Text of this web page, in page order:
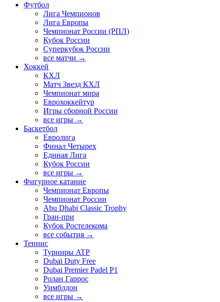
Футбол
Лига Чемпионов
Лига Европы
Чемпионат России (РПЛ)
Кубок России
Суперкубок России
все матчи →
Хоккей
КХЛ
Матч Звезд КХЛ
Чемпионат мира
Еврохоккейтур
Игры сборной России
все игры →
Баскетбол
Евролига
Финал Четырех
Единая Лига
Кубок России
все игры →
Фигурное катание
Чемпионат Европы
Чемпионат России
Abu Dhabi Classic Trophy
Гран-при
Кубок Ростелекома
все события →
Теннис
Турниры ATP
Dubai Duty Free
Dubai Premier Padel P1
Ролан Гаррос
Уимблдон
все игры →